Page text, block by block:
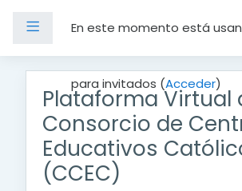
Panel lateral
En este momento está
para invitados (Acceder)
Plataforma Virtual
Consorcio de
Educativos
(CCEC)